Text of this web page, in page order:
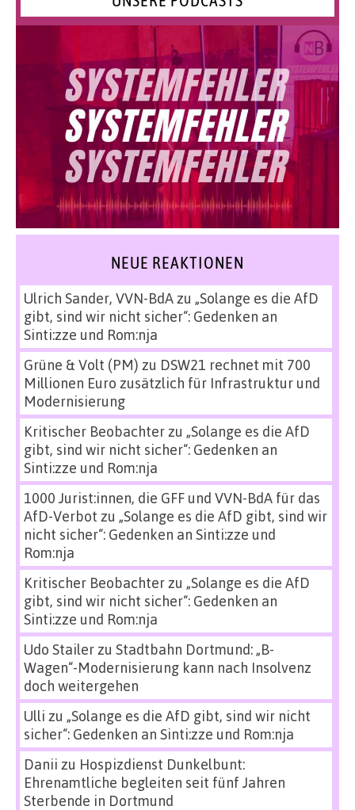
NEUE REAKTIONEN
Ulrich Sander, VVN-BdAzu „Solange es die AfD
gibt, sind wir nicht sicher“: Gedenken an
Sinti:zze und Rom:nja
Grüne & Volt (PM) zu DSW21 rechnet mit 700
Millionen Euro zusätzlich für Infrastruktur und
Modernisierung
Kritischer Beobachterzu „Solange es die AfD
gibt, sind wir nicht sicher“: Gedenken an
Sinti:zze und Rom:nja
1000 Jurist:innen, die GFF und VVN-BdA für das
AfD-Verbot zu „Solange es die AfD gibt, sind wir
nicht sicher“: Gedenken an Sinti:zze und
Rom:nja
Kritischer Beobachterzu „Solange es die AfD
gibt, sind wir nicht sicher“: Gedenken an
Sinti:zze und Rom:nja
Udo Stailerzu Stadtbahn Dortmund: „B-
Wagen“-Modernisierung kann nach Insolvenz
doch weitergehen
Ulli zu „Solange es die AfD gibt, sind wir nicht
sicher“: Gedenken an Sinti:zze und Rom:nja
Danii zu Hospizdienst Dunkelbunt:
Ehrenamtliche begleiten seit fünf Jahren
Sterbende in Dortmund